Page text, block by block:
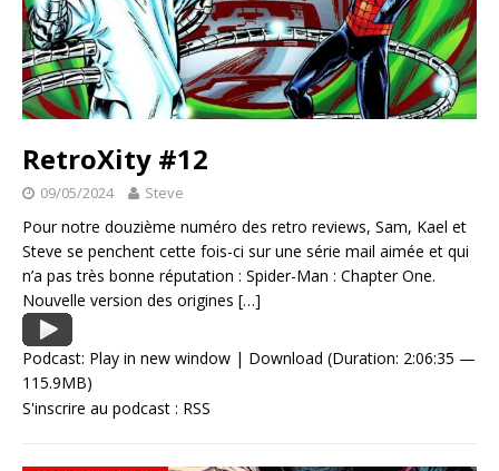
RetroXity #12
09/05/2024 Steve
Pour notre douzième numéro des retro reviews, Sam, Kael et
Steve se penchent cette fois-ci sur une série mail aimée et qui
n’a pas très bonne réputation : Spider-Man : Chapter One.
Nouvelle version des origines […]
Podcast: Play in new window | Download (Duration: 2:06:35 —
115.9MB)
S'inscrire au podcast : RSS